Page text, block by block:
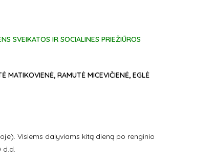
SVEIKATOS IR SOCIALINES PRIEŽIŪROS
MATIKOVIENĖ, RAMUTĖ MICEVIČIENĖ, EGLĖ
Visiems dalyviams kitą dieną po renginio
d.d.